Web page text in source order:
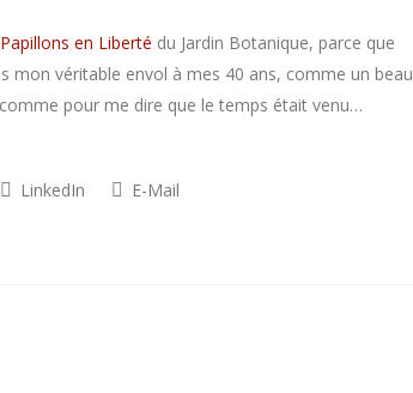
Papillons en Liberté du Jardin Botanique, parce que
mon véritable envol à mes 40 ans, comme un beau
pour me dire que le temps était venu…
LinkedIn E-Mail